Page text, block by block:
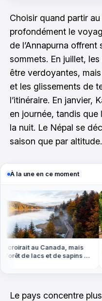
Choisir quand partir
profondément le
de l’Annapurna
sommets. En juillet,
être verdoyantes,
et les glissements de
l’itinéraire. En janvier,
en journée, tandis que
la nuit. Le Népal se
saison que par altitude.
À la une en ce moment
au Canada, mais
de lacs et de sapins est
Le pays concentre